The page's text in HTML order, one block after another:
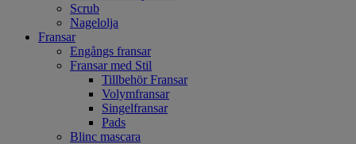
Scrub
Nagelolja
Fransar
Engångs fransar
Fransar med Stil
Tillbehör Fransar
Volymfransar
Singelfransar
Pads
Blinc mascara